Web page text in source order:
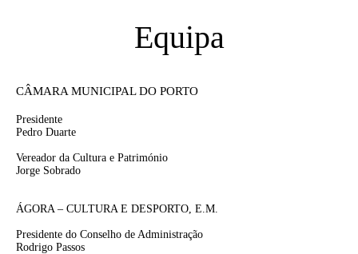
Equipa
CÂMARA MUNICIPAL DO PORTO
Presidente
Pedro Duarte
Vereador da Cultura e Património
Jorge Sobrado
ÁGORA – CULTURA E DESPORTO, E.M.
Presidente do Conselho de Administração
Rodrigo Passos